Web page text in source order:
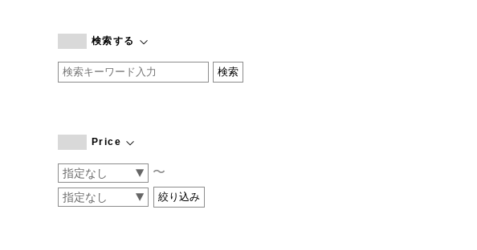
by basics
CATWORTH
COGTHEBIGSMOKE
CONVERSE
DEAN & DELUCA
検索する
Price
〜